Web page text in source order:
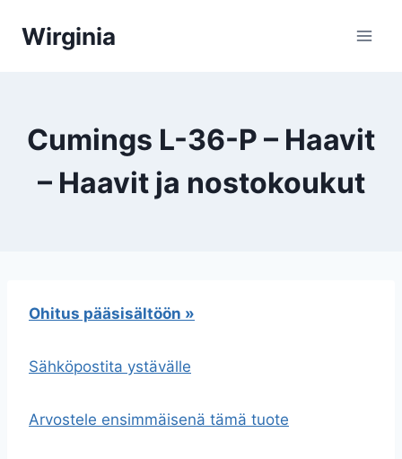
sisältöön
Wirginia
Cumings L-36-P – Haavit
– Haavit ja nostokoukut
Ohitus pääsisältöön »
Sähköpostita ystävälle
Arvostele ensimmäisenä tämä tuote